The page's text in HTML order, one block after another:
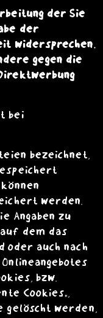
der Sie
der
widersprechen.
gegen die
bei
bezeichnet,
werden.
Angaben zu
dem das
oder auch nach
bzw.
Cookies“,
gelöscht werden,